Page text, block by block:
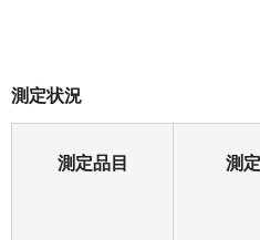
測定状況
測定品目 測